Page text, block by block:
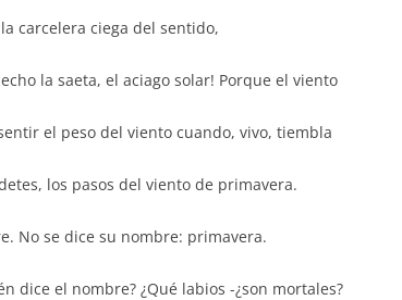
carcelera ciega del sentido,
la saeta, el aciago solar! Porque el viento
el peso del viento cuando, vivo, tiembla
los pasos del viento de primavera.
No se dice su nombre: primavera.
dice el nombre? ¿Qué labios -¿son mortales?